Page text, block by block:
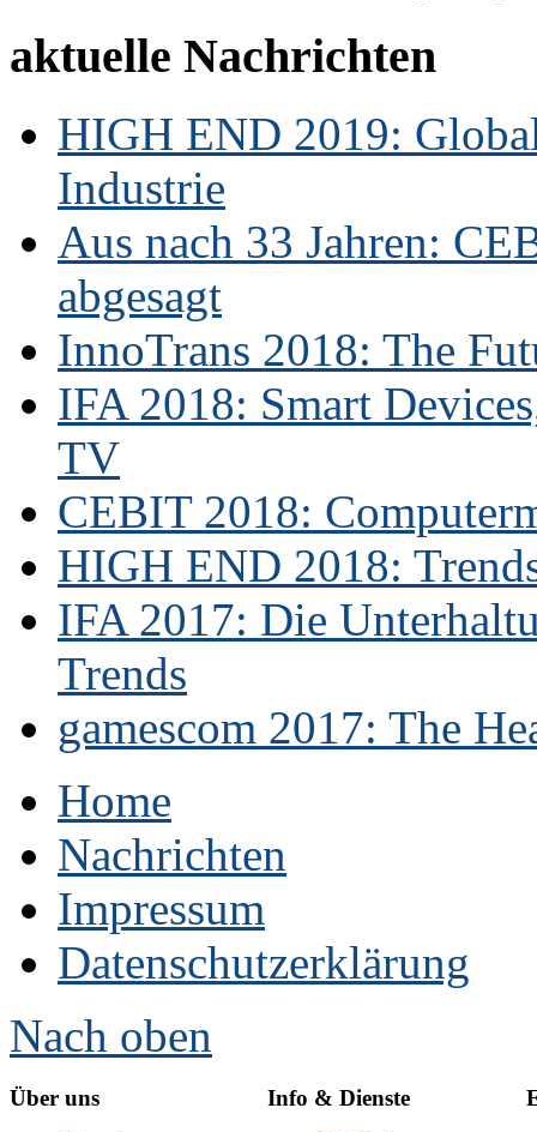
aktuelle Nachrichten
HIGH END 2019:
Industrie
Aus nach 33 Jahren:
abgesagt
InnoTrans 2018: The
IFA 2018: Smart
TV
CEBIT 2018:
HIGH END 2018:
IFA 2017: Die
Trends
gamescom 2017: The
Home
Nachrichten
Impressum
Datenschutzerklärung
Nach oben
Über uns Info & Dienste